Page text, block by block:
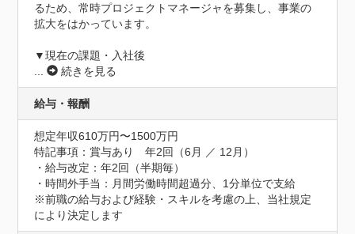
るため、常時プロジェクトマネージャを募集し、事業の
拡大をはかっています。
▼現在の課題・入社後
...
続きを見る
給与・報酬
想定年収610万円〜1500万円
特記事項：賞与あり　年2回（6月 ／ 12月）
・給与改定：年2回（半期毎）
・時間外手当：月間労働時間超過分、1分単位で支給
※前職の給与および経験・スキルを考慮の上、当社規定
により決定します